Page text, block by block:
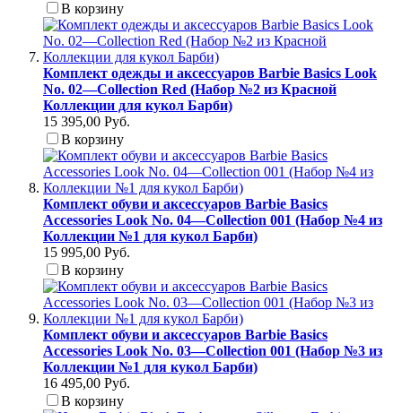
В корзину
Комплект одежды и аксессуаров Barbie Basics Look
No. 02—Collection Red (Набор №2 из Красной
Коллекции для кукол Барби)
15 395,00 Руб.
В корзину
Комплект обуви и аксессуаров Barbie Basics
Accessories Look No. 04—Collection 001 (Набор №4 из
Коллекции №1 для кукол Барби)
15 995,00 Руб.
В корзину
Комплект обуви и аксессуаров Barbie Basics
Accessories Look No. 03—Collection 001 (Набор №3 из
Коллекции №1 для кукол Барби)
16 495,00 Руб.
В корзину